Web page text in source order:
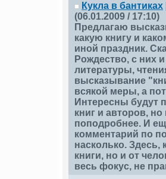
Кукла в бантиках
(06.01.2009 / 17:10)
Предлагаю
какую книгу и
иной праздник.
Рождество, с них
литературы,
высказывание
всякой меры, а
Интересны будут
книг и авторов, но
поподробнее. И
комментарий по
насколько. Здесь,
книги, но и от
весь фокус, не